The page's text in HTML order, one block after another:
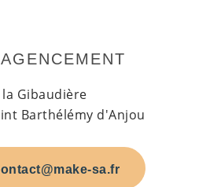
la Gibaudière
Barthélémy d'Anjou
sa.fr